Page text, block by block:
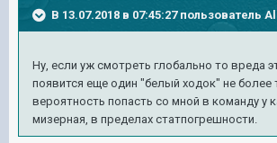
В 13.07.2018 в 07:45:27 пользователь
Ну, если уж смотреть глобально то вреда
появится еще один "белый ходок" не более
вероятность попасть со мной в команду у
мизерная, в пределах статпогрешности.